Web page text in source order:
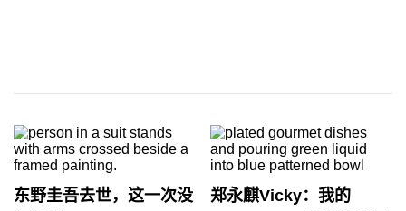
东野圭吾去世，这一次没
郑永麒Vicky：我的